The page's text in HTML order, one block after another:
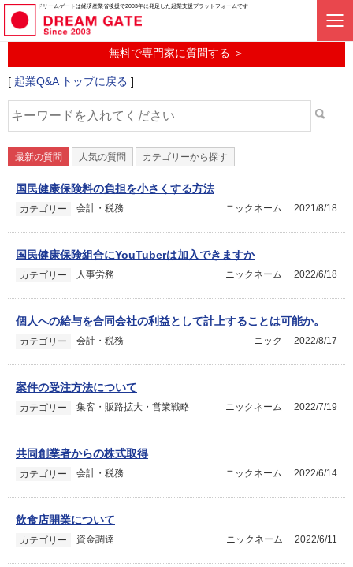
ドリームゲートは経済産業省後援で2003年に発足した起業支援プラットフォームです
起業に関するみんなの質問投稿サービス
起業Q&A
無料で専門家に質問する ＞
[ 起業Q&A トップに戻る ]
最新の質問 人気の質問 カテゴリーから探す
国民健康保険料の負担を小さくする方法
カテゴリー 会計・税務 2021/8/18
ニックネーム
国民健康保険組合にYouTuberは加入できますか
カテゴリー 人事労務 2022/6/18
ニックネーム
個人への給与を合同会社の利益として計上することは可能か。
カテゴリー 会計・税務 2022/8/17
ニック
案件の受注方法について
カテゴリー 集客・販路拡大・営業戦略 2022/7/19
ニックネーム
共同創業者からの株式取得
カテゴリー 会計・税務 2022/6/14
ニックネーム
飲食店開業について
カテゴリー 資金調達 2022/6/11
ニックネーム